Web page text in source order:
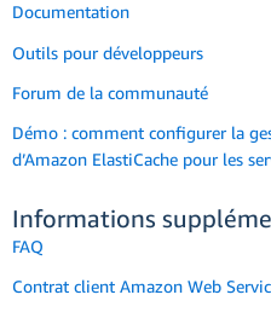
Documentation
Outils pour développeurs
Forum de la communauté
Démo : comment configurer la
d’Amazon ElastiCache pour les
Informations
FAQ
Contrat client Amazon Web